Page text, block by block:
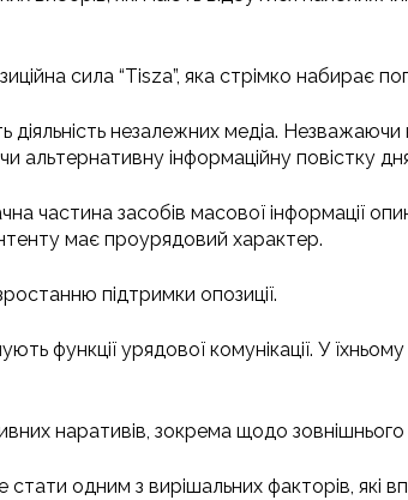
сила “Tisza”, яка стрімко набирає
незалежних медіа.
інформаційну повістку
частина засобів масової інформації
має проурядовий характер.
підтримки опозиції.
функції урядової комунікації. У
наративів, зокрема щодо
одним з вирішальних факторів, які